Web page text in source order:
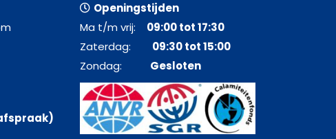
Openingstijden
Ma t/m vrij: 09:00 tot 17:30
Zaterdag: 09:30 tot 15:00
Zondag: Gesloten